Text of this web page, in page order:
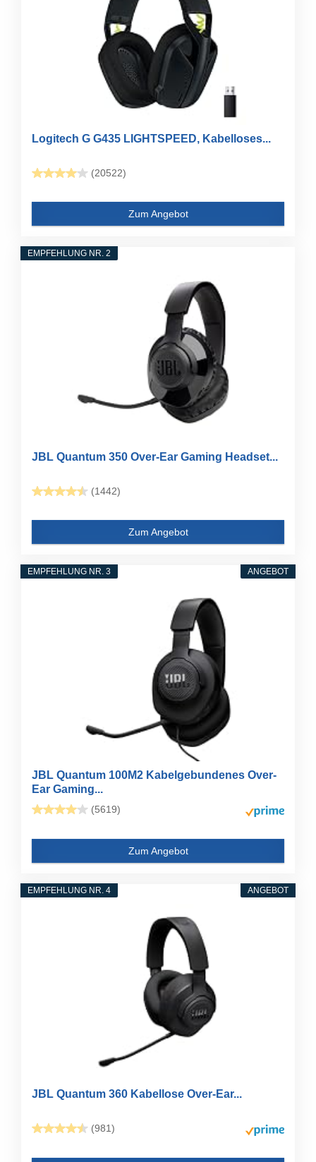
Logitech G G435 LIGHTSPEED, Kabelloses...
(20522)
Zum Angebot
EMPFEHLUNG NR. 2
JBL Quantum 350 Over-Ear Gaming Headset...
(1442)
Zum Angebot
ANGEBOT
EMPFEHLUNG NR. 3
JBL Quantum 100M2 Kabelgebundenes Over-
Ear Gaming...
(5619)
Zum Angebot
ANGEBOT
EMPFEHLUNG NR. 4
JBL Quantum 360 Kabellose Over-Ear...
(981)